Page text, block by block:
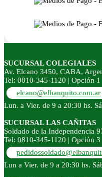
SUCURSAL COLEGIALES
Av. Elcano 3450, CABA,
Tel: 0810-345-1120 | Opción 1
elcano@elbanquito.com.ar
Lun. a Vier. de 9 a 20:30 hs.
SUCURSAL LAS CAÑITAS
Soldado de la Independencia
Tel: 0810-345-1120 | Opción 3
Lun a Vier. de 9 a 20:30 hs.